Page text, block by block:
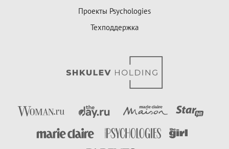
Проекты Psychologies
Техподдержка